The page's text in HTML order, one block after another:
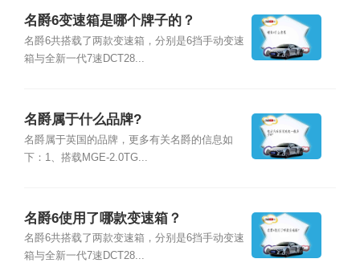
名爵6变速箱是哪个牌子的？
名爵6共搭载了两款变速箱，分别是6挡手动变速
箱与全新一代7速DCT28...
名爵属于什么品牌?
名爵属于英国的品牌，更多有关名爵的信息如
下：1、搭载MGE-2.0TG...
名爵6使用了哪款变速箱？
名爵6共搭载了两款变速箱，分别是6挡手动变速
箱与全新一代7速DCT28...